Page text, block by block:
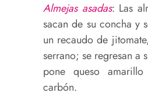
Almejas asadas: Las
sacan de su concha y
un recaudo de
serrano; se regresan a
pone queso
carbón.